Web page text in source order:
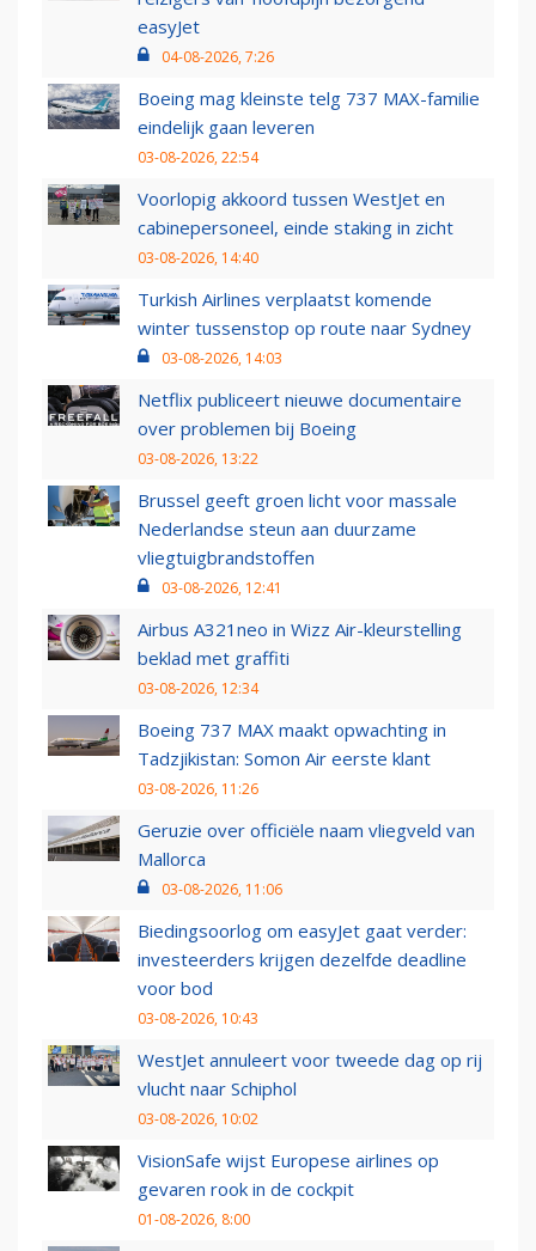
easyJet
04-08-2026, 7:26
Boeing mag kleinste telg 737 MAX-familie
eindelijk gaan leveren
03-08-2026, 22:54
Voorlopig akkoord tussen WestJet en
cabinepersoneel, einde staking in zicht
03-08-2026, 14:40
Turkish Airlines verplaatst komende
winter tussenstop op route naar Sydney
03-08-2026, 14:03
Netflix publiceert nieuwe documentaire
over problemen bij Boeing
03-08-2026, 13:22
Brussel geeft groen licht voor massale
Nederlandse steun aan duurzame
vliegtuigbrandstoffen
03-08-2026, 12:41
Airbus A321neo in Wizz Air-kleurstelling
beklad met graffiti
03-08-2026, 12:34
Boeing 737 MAX maakt opwachting in
Tadzjikistan: Somon Air eerste klant
03-08-2026, 11:26
Geruzie over officiële naam vliegveld van
Mallorca
03-08-2026, 11:06
Biedingsoorlog om easyJet gaat verder:
investeerders krijgen dezelfde deadline
voor bod
03-08-2026, 10:43
WestJet annuleert voor tweede dag op rij
vlucht naar Schiphol
03-08-2026, 10:02
VisionSafe wijst Europese airlines op
gevaren rook in de cockpit
01-08-2026, 8:00